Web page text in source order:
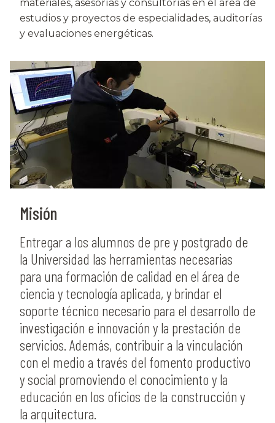
materiales, asesorías y consultorías en el área de
estudios y proyectos de especialidades, auditorías
y evaluaciones energéticas.
Misión
Entregar a los alumnos de pre y postgrado de
la Universidad las herramientas necesarias
para una formación de calidad en el área de
ciencia y tecnología aplicada, y brindar el
soporte técnico necesario para el desarrollo de
investigación e innovación y la prestación de
servicios. Además, contribuir a la vinculación
con el medio a través del fomento productivo
y social promoviendo el conocimiento y la
educación en los oficios de la construcción y
la arquitectura.